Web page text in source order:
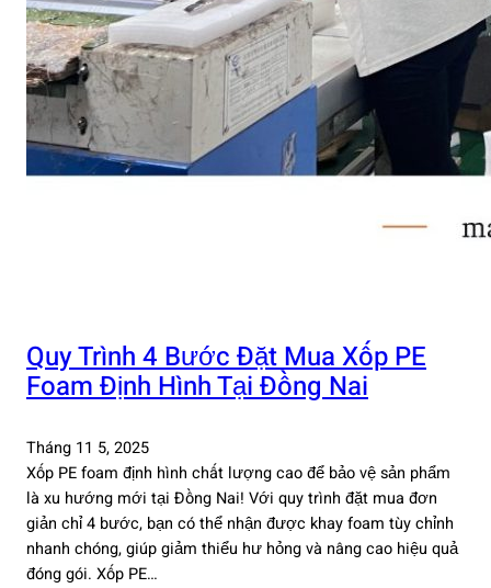
Quy Trình 4 Bước Đặt Mua Xốp PE
Foam Định Hình Tại Đồng Nai
Tháng 11 5, 2025
Xốp PE foam định hình chất lượng cao để bảo vệ sản phẩm
là xu hướng mới tại Đồng Nai! Với quy trình đặt mua đơn
giản chỉ 4 bước, bạn có thể nhận được khay foam tùy chỉnh
nhanh chóng, giúp giảm thiểu hư hỏng và nâng cao hiệu quả
đóng gói. Xốp PE…